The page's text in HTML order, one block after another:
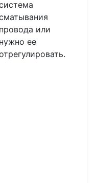
провода или
нужно ее